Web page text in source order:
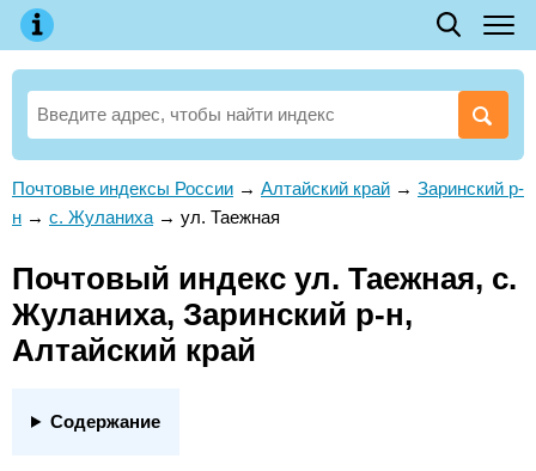
Почтовые индексы России → Алтайский край → Заринский р-
н → с. Жуланиха → ул. Таежная
Почтовый индекс ул. Таежная, с.
Жуланиха, Заринский р-н,
Алтайский край
Содержание